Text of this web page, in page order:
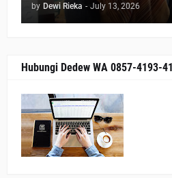
by Dewi Rieka - July 13, 2026
Hubungi Dedew WA 0857-4193-